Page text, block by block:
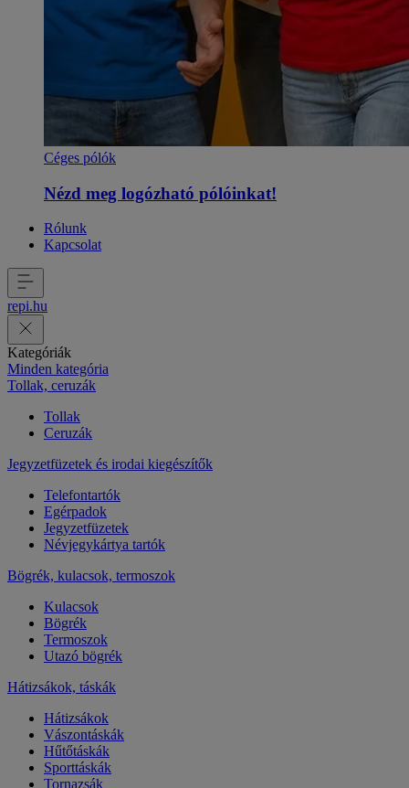
Céges pólók
Nézd meg logózható pólóinkat!
Rólunk
Kapcsolat
repi.hu
Kategóriák
Minden kategória
Tollak, ceruzák
Tollak
Ceruzák
Jegyzetfüzetek és irodai kiegészítők
Telefontartók
Egérpadok
Jegyzetfüzetek
Névjegykártya tartók
Bögrék, kulacsok, termoszok
Kulacsok
Bögrék
Termoszok
Utazó bögrék
Hátizsákok, táskák
Hátizsákok
Vászontáskák
Hűtőtáskák
Sporttáskák
Tornazsák